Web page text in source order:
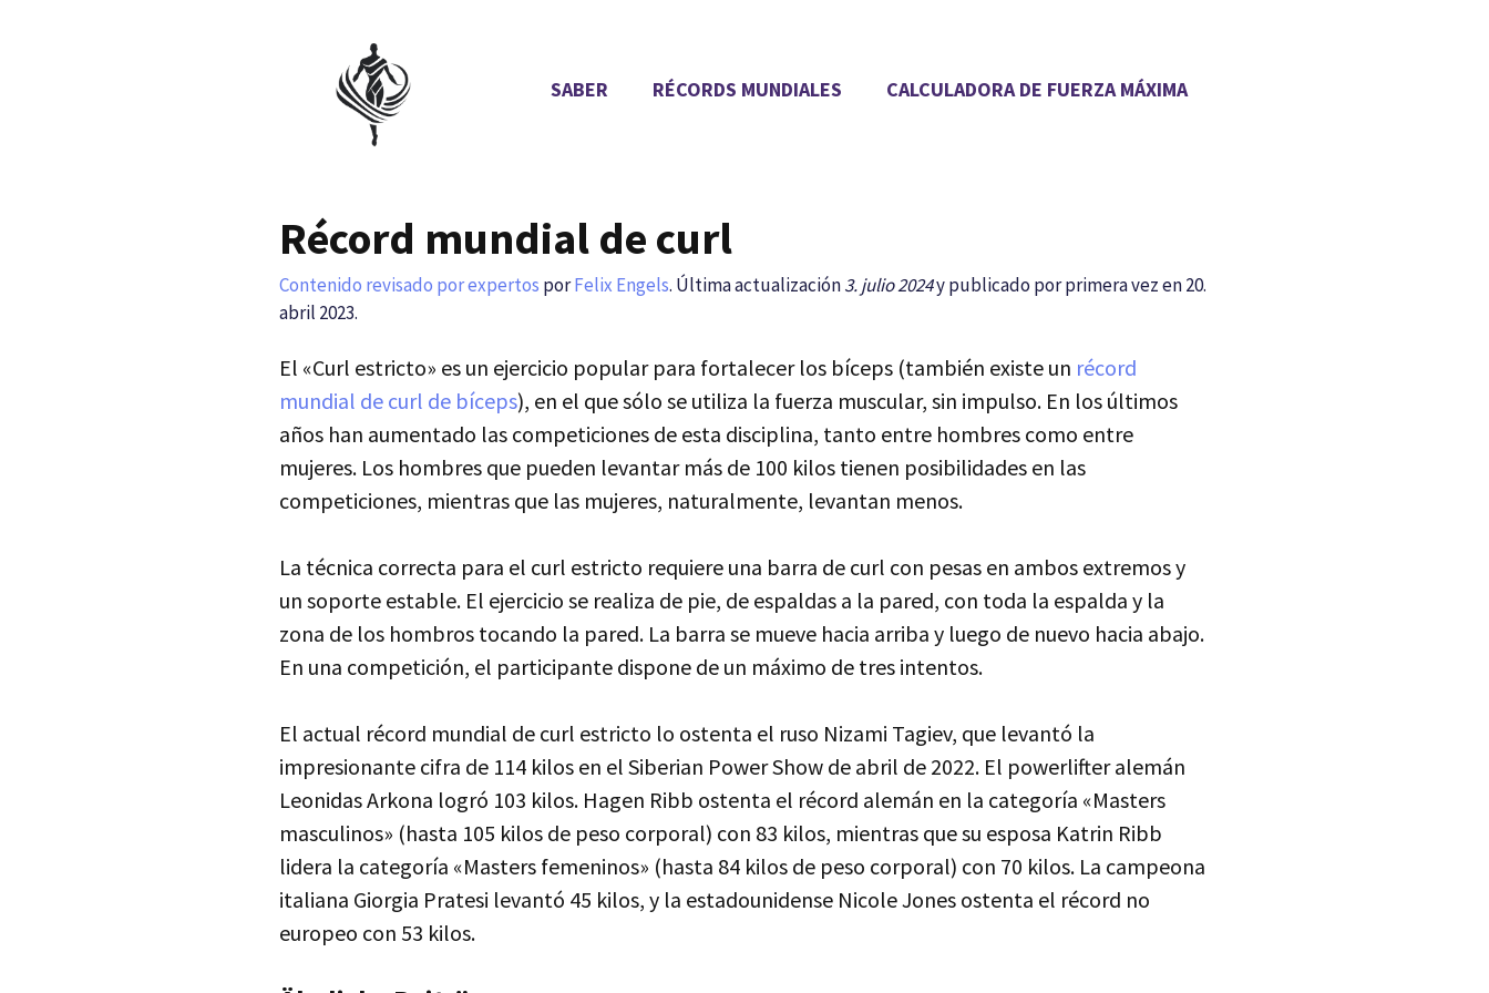
SABER RÉCORDS MUNDIALES CALCULADORA DE FUERZA MÁXIMA
Récord mundial de curl
Contenido revisado por expertos porFelix Engels. Última actualización3. julio 2024y publicado por primera vez en 20.
abril 2023.
El «Curl estricto» es un ejercicio popular para fortalecer los bíceps (también existe un récord
mundial de curl de bíceps), en el que sólo se utiliza la fuerza muscular, sin impulso. En los últimos
años han aumentado las competiciones de esta disciplina, tanto entre hombres como entre
mujeres. Los hombres que pueden levantar más de 100 kilos tienen posibilidades en las
competiciones, mientras que las mujeres, naturalmente, levantan menos.
La técnica correcta para el curl estricto requiere una barra de curl con pesas en ambos extremos y
un soporte estable. El ejercicio se realiza de pie, de espaldas a la pared, con toda la espalda y la
zona de los hombros tocando la pared. La barra se mueve hacia arriba y luego de nuevo hacia abajo.
En una competición, el participante dispone de un máximo de tres intentos.
El actual récord mundial de curl estricto lo ostenta el ruso Nizami Tagiev, que levantó la
impresionante cifra de 114 kilos en el Siberian Power Show de abril de 2022. El powerlifter alemán
Leonidas Arkona logró 103 kilos. Hagen Ribb ostenta el récord alemán en la categoría «Masters
masculinos» (hasta 105 kilos de peso corporal) con 83 kilos, mientras que su esposa Katrin Ribb
lidera la categoría «Masters femeninos» (hasta 84 kilos de peso corporal) con 70 kilos. La campeona
italiana Giorgia Pratesi levantó 45 kilos, y la estadounidense Nicole Jones ostenta el récord no
europeo con 53 kilos.